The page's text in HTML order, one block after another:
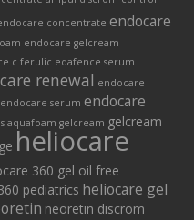
concentrate endocare
endocare gelcream
c ferulic edafence serum
renewal endocare
endocare serum endocare
aquafoam gelcream gelcream
heliocare
360 gel oil free
pediatrics heliocare gel
neoretin discrom